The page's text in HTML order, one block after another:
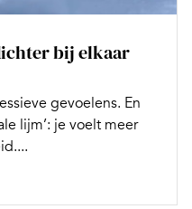
bij elkaar
gevoelens. En
lijm’: je voelt meer